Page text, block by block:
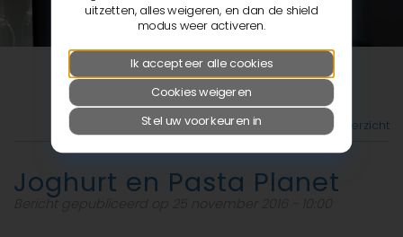
Terug naar het overzicht
Joghurt en Pasta Planet
uitzetten, alles weigeren, en dan de shield
modus weer activeren.
Ik accepteer alle cookies
Cookies weigeren
Stel uw voorkeuren in